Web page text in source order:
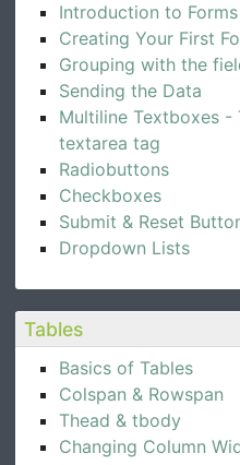
Introduction to Forms
Creating Your First
Grouping with the
Sending the Data
Multiline Textboxes -
textarea tag
Radiobuttons
Checkboxes
Submit & Reset
Dropdown Lists
Tables
Basics of Tables
Colspan & Rowspan
Thead & tbody
Changing Column